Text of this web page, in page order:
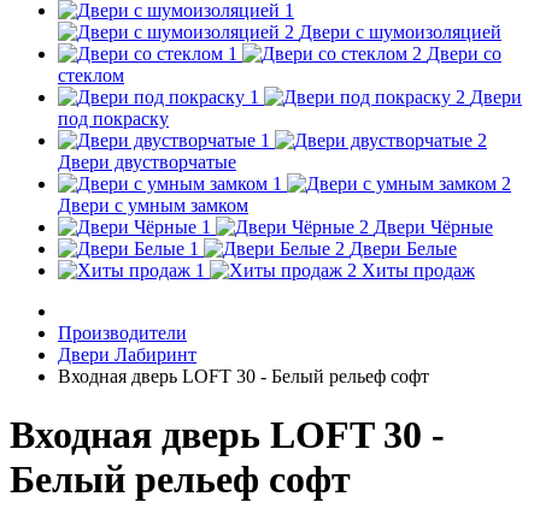
Двери с шумоизоляцией
Двери со
стеклом
Двери
под покраску
Двери двустворчатые
Двери с умным замком
Двери Чёрные
Двери Белые
Хиты продаж
Производители
Двери Лабиринт
Входная дверь LOFT 30 - Белый рельеф софт
Входная дверь LOFT 30 -
Белый рельеф софт